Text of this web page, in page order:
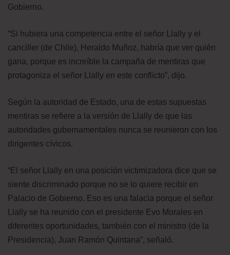
Gobierno.
“Si hubiera una competencia entre el señor Llally y el
canciller (de Chile), Heraldo Muñoz, habría que ver quién
gana, porque es increíble la campaña de mentiras que
protagoniza el señor Llally en este conflicto”, dijo.
Según la autoridad de Estado, una de estas supuestas
mentiras se refiere a la versión de Llally de que las
autoridades gubernamentales nunca se reunieron con los
dirigentes cívicos.
“El señor Llally en una posición victimizadora dice que se
siente discriminado porque no se lo quiere recibir en
Palacio de Gobierno. Eso es una falacia porque el señor
Llally se ha reunido con el presidente Evo Morales en
diferentes oportunidades, también con el ministro (de la
Presidencia), Juan Ramón Quintana”, señaló.